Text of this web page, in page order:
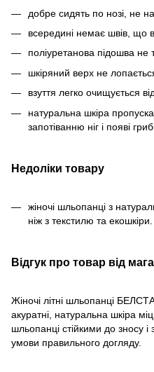
добре сидять по нозі, не
всередині немає швів, що
поліуретанова підошва не
шкіряний верх не
взуття легко очищується
натуральна шкіра
запотіванню ніг і появі
Недоліки товару
жіночі шльопанці з
ніж з текстилю та екошкіри.
Відгук про товар від
Жіночі літні шльопанці
акуратні, натуральна шкіра
шльопанці стійкими до зносу і
умови правильного догляду.